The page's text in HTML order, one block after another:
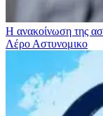
Η ανακοίνωση της
Λέρο Αστυνομικο